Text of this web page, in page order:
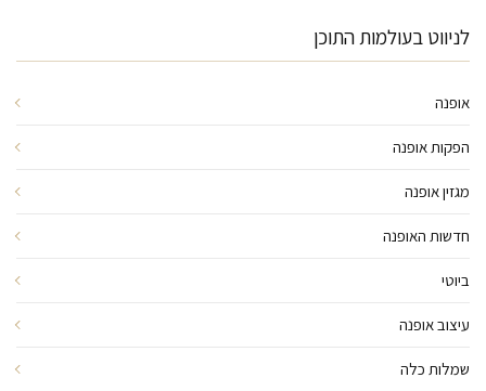
לניווט בעולמות התוכן
אופנה
הפקות אופנה
מגזין אופנה
חדשות האופנה
ביוטי
עיצוב אופנה
שמלות כלה